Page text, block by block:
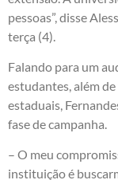
pessoas”, disse
terça (4).
Falando para um
estudantes, além
estaduais,
fase de campanha.
– O meu
instituição é